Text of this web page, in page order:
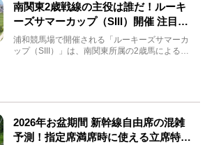
南関東2歳戦線の主役は誰だ！ルーキ
ーズサマーカップ（SIII）開催 注目馬
と見どころをチェック
浦和競馬場で開催される「ルーキーズサマーカ
ップ（SIII）」は、南関東所属の2歳馬による注
2026年お盆期間 新幹線自由席の混雑
予測！指定席満席時に使える立席特急